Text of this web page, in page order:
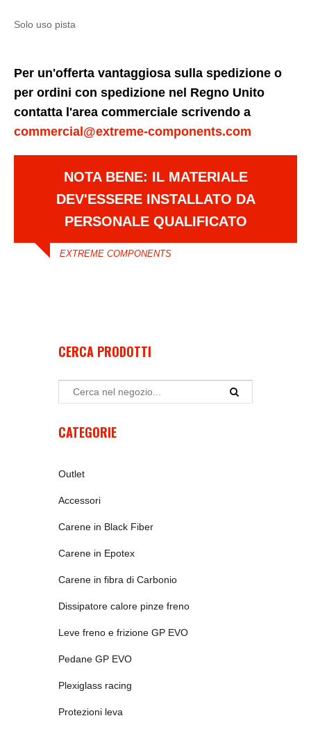
Solo uso pista
Per un'offerta vantaggiosa sulla spedizione o
per ordini con spedizione nel Regno Unito
contatta l'area commerciale scrivendo a
commercial@extreme-components.com
NOTA BENE: IL MATERIALE
DEV'ESSERE INSTALLATO DA
PERSONALE QUALIFICATO
EXTREME COMPONENTS
CERCA PRODOTTI
CATEGORIE
Outlet
Accessori
Carene in Black Fiber
Carene in Epotex
Carene in fibra di Carbonio
Dissipatore calore pinze freno
Leve freno e frizione GP EVO
Pedane GP EVO
Plexiglass racing
Protezioni leva